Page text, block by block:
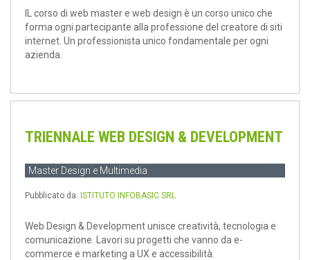
IL corso di web master e web design è un corso unico che
forma ogni partecipante alla professione del creatore di siti
internet. Un professionista unico fondamentale per ogni
azienda.
TRIENNALE WEB DESIGN & DEVELOPMENT
Master Design e Multimedia
Pubblicato da: ISTITUTO INFOBASIC SRL
Web Design & Development unisce creatività, tecnologia e
comunicazione. Lavori su progetti che vanno da e-
commerce e marketing a UX e accessibilità.